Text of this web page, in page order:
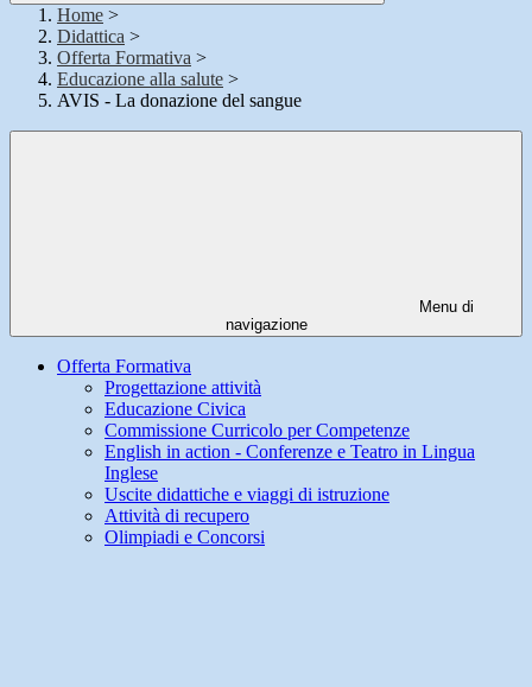
Home >
Didattica >
Offerta Formativa >
Educazione alla salute >
AVIS - La donazione del sangue
Menu di
navigazione
Offerta Formativa
Progettazione attività
Educazione Civica
Commissione Curricolo per Competenze
English in action - Conferenze e Teatro in Lingua
Inglese
Uscite didattiche e viaggi di istruzione
Attività di recupero
Olimpiadi e Concorsi